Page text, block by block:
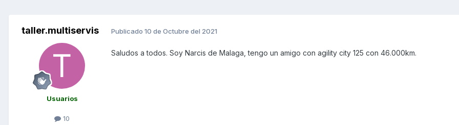
taller.multiservis
Usuarios
10
Publicado 10 de Octubre del 2021
Saludos a todos. Soy Narcis de Malaga, tengo un amigo con agility city 125 con 46.000km.